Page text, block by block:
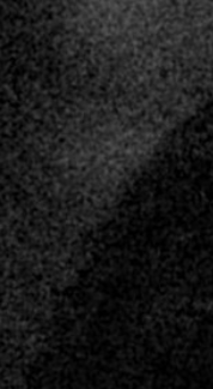
FORD SÃO
PAULO
FORD RIO
FORD SUL
FORD
TALENT